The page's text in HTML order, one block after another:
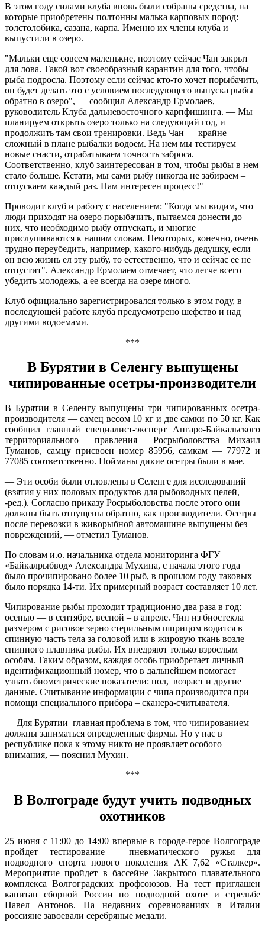
В этом году силами клуба вновь были собраны средства, на
которые приобретены полтонны малька карповых пород:
толстолобика, сазана, карпа. Именно их члены клуба и
выпустили в озеро.
"Мальки еще совсем маленькие, поэтому сейчас Чан закрыт
для лова. Такой вот своеобразный карантин для того, чтобы
рыба подросла. Поэтому если сейчас кто-то хочет порыбачить,
он будет делать это с условием последующего выпуска рыбы
обратно в озеро", — сообщил Александр Ермолаев,
руководитель Клуба дальневосточного карпфишинга. — Мы
планируем открыть озеро только на следующий год, и
продолжить там свои тренировки. Ведь Чан — крайне
сложный в плане рыбалки водоем. На нем мы тестируем
новые снасти, отрабатываем точность заброса.
Соответственно, клуб заинтересован в том, чтобы рыбы в нем
стало больше. Кстати, мы сами рыбу никогда не забираем –
отпускаем каждый раз. Нам интересен процесс!"
Проводит клуб и работу с населением: "Когда мы видим, что
люди приходят на озеро порыбачить, пытаемся донести до
них, что необходимо рыбу отпускать, и многие
прислушиваются к нашим словам. Некоторых, конечно, очень
трудно переубедить, например, какого-нибудь дедушку, если
он всю жизнь ел эту рыбу, то естественно, что и сейчас ее не
отпустит". Александр Ермолаем отмечает, что легче всего
убедить молодежь, а ее всегда на озере много.
Клуб официально зарегистрировался только в этом году, в
последующей работе клуба предусмотрено шефство и над
другими водоемами.
***
В Бурятии в Селенгу выпущены
чипированные осетры-производители
В Бурятии в Селенгу выпущены три чипированных осетра-
производителя — самец весом 10 кг и две самки по 50 кг. Как
сообщил главный специалист-эксперт Ангаро-Байкальского
территориального правления Росрыболовства Михаил
Туманов, самцу присвоен номер 85956, самкам — 77972 и
77085 соответственно. Пойманы дикие осетры были в мае.
— Эти особи были отловлены в Селенге для исследований
(взятия у них половых продуктов для рыбоводных целей,
-ред.). Согласно приказу Росрыболовства после этого они
должны быть отпущены обратно, как производители. Осетры
после перевозки в живорыбной автомашине выпущены без
повреждений, — отметил Туманов.
По словам и.о. начальника отдела мониторинга ФГУ
«Байкалрыбвод» Александра Мухина, с начала этого года
было прочипировано более 10 рыб, в прошлом году таковых
было порядка 14-ти. Их примерный возраст составляет 10 лет.
Чипирование рыбы проходит традиционно два раза в год:
осенью — в сентябре, весной – в апреле. Чип из биостекла
размером с рисовое зерно стерильным шприцом водится в
спинную часть тела за головой или в жировую ткань возле
спинного плавника рыбы. Их внедряют только взрослым
особям. Таким образом, каждая особь приобретает личный
идентификационный номер, что в дальнейшем помогает
узнать биометрические показатели: пол, возраст и другие
данные. Считывание информации с чипа производится при
помощи специального прибора – сканера-считывателя.
— Для Бурятии главная проблема в том, что чипированием
должны заниматься определенные фирмы. Но у нас в
республике пока к этому никто не проявляет особого
внимания, — пояснил Мухин.
***
В Волгограде будут учить подводных
охотников
25 июня с 11:00 до 14:00 впервые в городе-герое Волгограде
пройдет тестирование пневматического ружья для
подводного спорта нового поколения АК 7,62 «Сталкер».
Мероприятие пройдет в бассейне Закрытого плавательного
комплекса Волгоградских профсоюзов. На тест приглашен
капитан сборной России по подводной охоте и стрельбе
Павел Антонов. На недавних соревнованиях в Италии
россияне завоевали серебряные медали.